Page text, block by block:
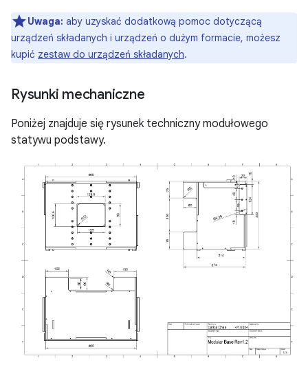
Uwaga: aby uzyskać dodatkową pomoc dotyczącą
urządzeń składanych i urządzeń o dużym formacie, możesz
kupić zestaw do urządzeń składanych.
Rysunki mechaniczne
Poniżej znajduje się rysunek techniczny modułowego
statywu podstawy.